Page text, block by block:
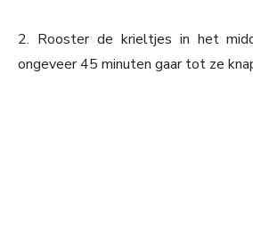
2. Rooster de krieltjes in het
ongeveer 45 minuten gaar tot ze